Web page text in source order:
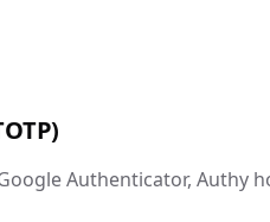
Authenticator, Authy